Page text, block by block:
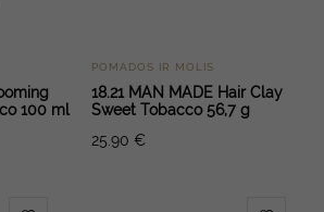
100 ml
POMADOS IR MOLIS
18.21 MAN MADE Hair Clay
Sweet Tobacco 56,7 g
25.90 €